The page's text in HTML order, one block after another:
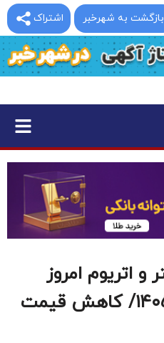
اشتراک بازگشت به شهرخبر